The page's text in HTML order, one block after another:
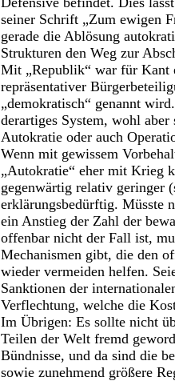
seiner Schrift „Zum ewigen
gerade die Ablösung
Strukturen den Weg zur
Mit „Republik“ war für Kant
repräsentativer
„demokratisch“ genannt
derartiges System, wohl
Autokratie oder auch
Wenn mit gewissem
„Autokratie“ eher mit Krieg
gegenwärtig relativ geringer
erklärungsbedürftig. Müsste
ein Anstieg der Zahl der
offenbar nicht der Fall ist,
Mechanismen gibt, die den
wieder vermeiden helfen.
Sanktionen der
Verflechtung, welche die
Im Übrigen: Es sollte nicht
Teilen der Welt fremd
Bündnisse, und da sind die
sowie zunehmend größere